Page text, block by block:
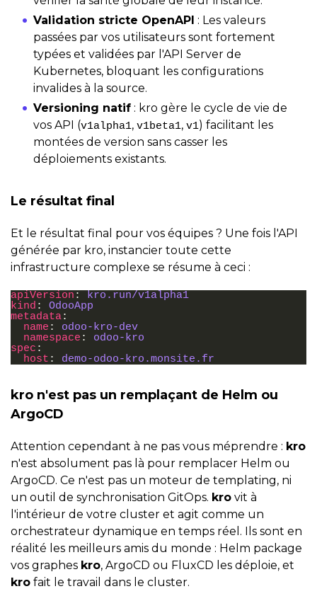
Validation stricte OpenAPI : Les valeurs
passées par vos utilisateurs sont fortement
typées et validées par l'API Server de
Kubernetes, bloquant les configurations
invalides à la source.
Versioning natif : kro gère le cycle de vie de
vos API (v1alpha1, v1beta1, v1) facilitant les
montées de version sans casser les
déploiements existants.
Le résultat final
Et le résultat final pour vos équipes ? Une fois l'API
générée par kro, instancier toute cette
infrastructure complexe se résume à ceci :
apiVersion :
kro.run/v1alpha1
kind :
OdooApp
metadata:
name :
odoo-kro-dev
namespace :
odoo-kro
spec :
host : demo-odoo-kro.monsite.fr
kro n'est pas un remplaçant de Helm ou
ArgoCD
Attention cependant à ne pas vous méprendre : kro
n'est absolument pas là pour remplacer Helm ou
ArgoCD. Ce n'est pas un moteur de templating, ni
un outil de synchronisation GitOps. kro vit à
l'intérieur de votre cluster et agit comme un
orchestrateur dynamique en temps réel. Ils sont en
réalité les meilleurs amis du monde : Helm package
vos graphes kro, ArgoCD ou FluxCD les déploie, et
kro fait le travail dans le cluster.